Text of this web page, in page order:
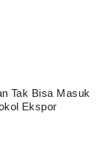
Tak Bisa Masuk
Ekspor